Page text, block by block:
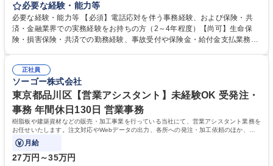
付・内容確認・審査・データ入力のほか、加入者様や医療機関等からの問
い合わせ電話対応や書類発送等を担当します。 ■共済金請求書類の受付、
内容確認、および共済金支払に関する審査・事務処理業務全般を担当 ■専
用システムへのデータ入力、各種必要書類の作成・発送作業 ■加入者様や
指定する業務 募集職種 横浜市【共済金支払事務】金融保険業界経験歓迎/
各種手当充実/転勤無
必要な経験・能力等
必要な経験・能力等 【必須】電話応対を伴う事務経験、および保険・共
済・金融業界での実務経験をお持ちの方（2～4年程度）【尚可】生命保
険・損害保険・共済での勤務経験、事故受付や保険金・給付金支払業務経
務へのキャリアチェンジ希望者も大歓迎です！ 学歴・資格 学歴：大学院
大学 高専 短大 専修学校 高校 語学力： 資格：
正社員
ソーゴー株式会社
東京都品川区【営業アシスタント】未経験OK 受発注・
事務 年間休日130日 営業事務
樹脂板や建築資材などの販売・加工事業を行っている当社にて、営業アシスタント業務を
お任せいたします。注文対応やWebデータの出力、各所への発注・加工依頼のほか、電
話・メール対応等の事務業務を担当します。
月給
27万円～35万円